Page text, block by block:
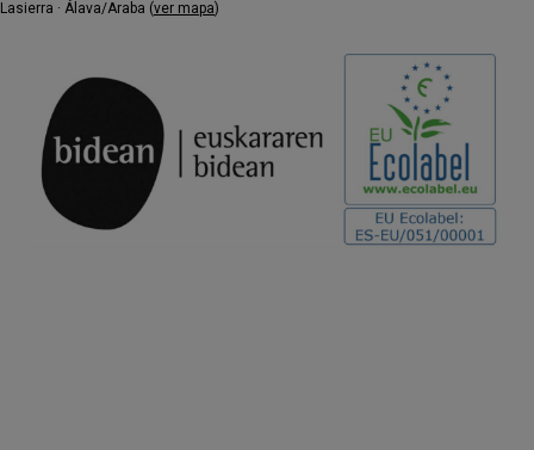
Montehermoso, Vitoria-Gasteiz, 2018, y
House, The National Trust, 2015.
https://belencerezo.com
Lasierra · Álava/Araba (ver mapa)